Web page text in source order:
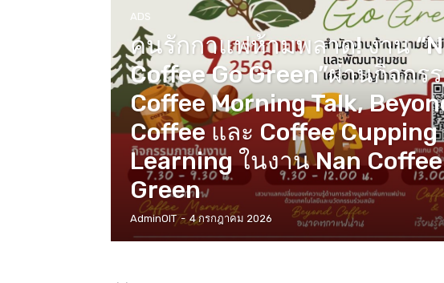
ADS
คนรักกาแฟห้ามพลาด! งาน
Coffee Go Green”ผ่านกิจกร
Coffee Morning Talk,
Coffee และ Coffee Cupping
Learning ในงาน Nan
Green
AdminOIT - 4 กรกฎาคม 2026